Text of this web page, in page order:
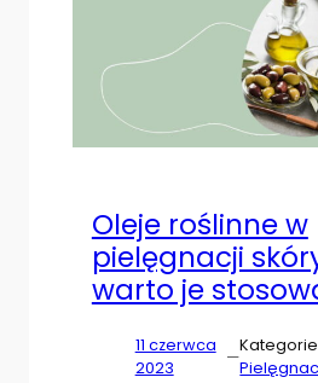
Oleje roślinne w
pielęgnacji
warto je
11 czerwca
2023
—